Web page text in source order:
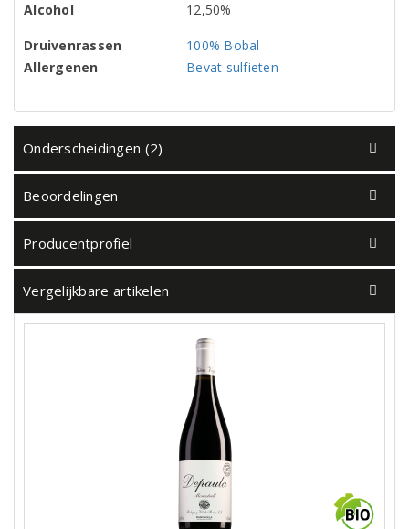
Alcohol
12,50%
Druivenrassen
100% Bobal
Allergenen
Bevat sulfieten
Onderscheidingen (2)
Beoordelingen
Producentprofiel
Vergelijkbare artikelen